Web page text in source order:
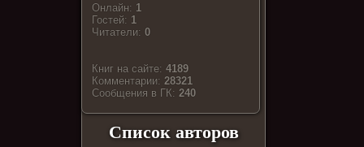
Онлайн: 1
Гостей: 1
Читатели:0
Книг на сайте:4189
Комментарии:28321
Cообщения в ГК:240
Список авторов